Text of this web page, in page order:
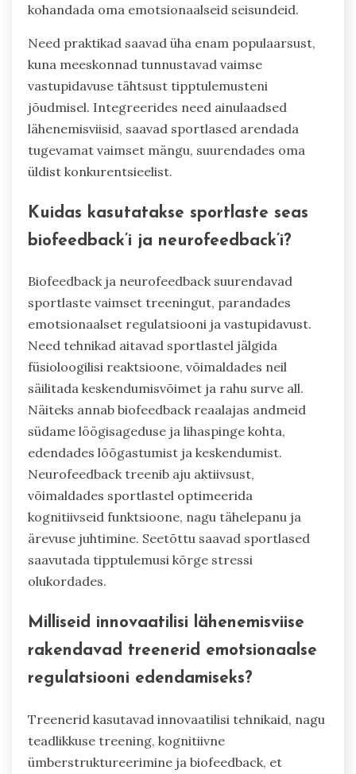
kohandada oma emotsionaalseid seisundeid.
Need praktikad saavad üha enam populaarsust,
kuna meeskonnad tunnustavad vaimse
vastupidavuse tähtsust tipptulemusteni
jõudmisel. Integreerides need ainulaadsed
lähenemisviisid, saavad sportlased arendada
tugevamat vaimset mängu, suurendades oma
üldist konkurentsieelist.
Kuidas kasutatakse sportlaste seas
biofeedback’i ja neurofeedback’i?
Biofeedback ja neurofeedback suurendavad
sportlaste vaimset treeningut, parandades
emotsionaalset regulatsiooni ja vastupidavust.
Need tehnikad aitavad sportlastel jälgida
füsioloogilisi reaktsioone, võimaldades neil
säilitada keskendumisvõimet ja rahu surve all.
Näiteks annab biofeedback reaalajas andmeid
südame löögisageduse ja lihaspinge kohta,
edendades lõõgastumist ja keskendumist.
Neurofeedback treenib aju aktiivsust,
võimaldades sportlastel optimeerida
kognitiivseid funktsioone, nagu tähelepanu ja
ärevuse juhtimine. Seetõttu saavad sportlased
saavutada tipptulemusi kõrge stressi
olukordades.
Milliseid innovaatilisi lähenemisviise
rakendavad treenerid emotsionaalse
regulatsiooni edendamiseks?
Treenerid kasutavad innovaatilisi tehnikaid, nagu
teadlikkuse treening, kognitiivne
ümberstruktureerimine ja biofeedback, et